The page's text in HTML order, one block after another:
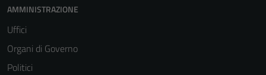
AMMINISTRAZIONE
Uffici
Organi di Governo
Politici